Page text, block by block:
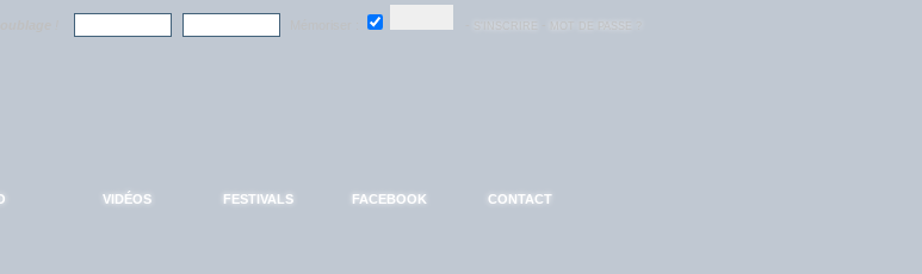
VIDÉOS FESTIVALS FACEBOOK CONTACT